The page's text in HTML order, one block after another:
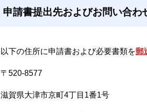
申請書提出先およびお問い合わ
以下の住所に申請書および必要書類を郵
〒520-8577
滋賀県大津市京町4丁目1番1号